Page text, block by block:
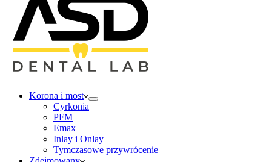
Korona i most
Cyrkonia
PFM
Emax
Inlay i Onlay
Tymczasowe przywrócenie